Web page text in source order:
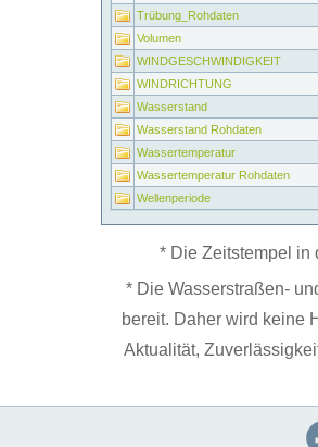
Trübung_Rohdaten
Volumen
WINDGESCHWINDIGKEIT
WINDRICHTUNG
Wasserstand
Wasserstand Rohdaten
Wassertemperatur
Wassertemperatur Rohdaten
Wellenperiode
* Die Zeitstempel in
* Die Wasserstraßen-
bereit. Daher wird keine
Aktualität,